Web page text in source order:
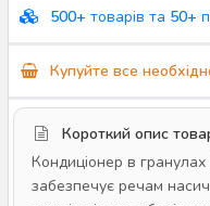
500+ товарів та 50+
Купуйте все
Короткий опис
Кондиціонер в
забезпечує речам